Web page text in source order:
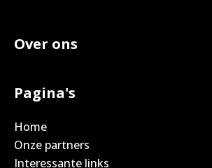
Over ons
Pagina's
Home
Onze partners
Interessante links